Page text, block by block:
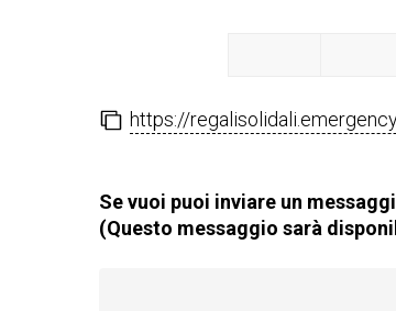
https://
Se vuoi puoi inviare un
(Questo messaggio sarà